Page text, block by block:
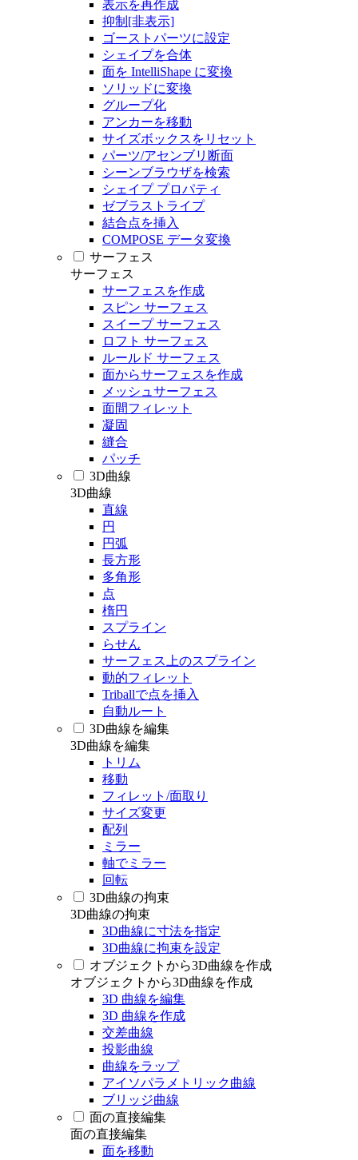
表示を再作成
抑制[非表示]
ゴーストパーツに設定
シェイプを合体
面を IntelliShape に変換
ソリッドに変換
グループ化
アンカーを移動
サイズボックスをリセット
パーツ/アセンブリ断面
シーンブラウザを検索
シェイプ プロパティ
ゼブラストライプ
結合点を挿入
COMPOSE データ変換
サーフェス
サーフェス
サーフェスを作成
スピン サーフェス
スイープ サーフェス
ロフト サーフェス
ルールド サーフェス
面からサーフェスを作成
メッシュサーフェス
面間フィレット
凝固
縫合
パッチ
3D曲線
3D曲線
直線
円
円弧
長方形
多角形
点
楕円
スプライン
らせん
サーフェス上のスプライン
動的フィレット
Triballで点を挿入
自動ルート
3D曲線を編集
3D曲線を編集
トリム
移動
フィレット/面取り
サイズ変更
配列
ミラー
軸でミラー
回転
3D曲線の拘束
3D曲線の拘束
3D曲線に寸法を指定
3D曲線に拘束を設定
オブジェクトから3D曲線を作成
オブジェクトから3D曲線を作成
3D 曲線を編集
3D 曲線を作成
交差曲線
投影曲線
曲線をラップ
アイソパラメトリック曲線
ブリッジ曲線
面の直接編集
面の直接編集
面を移動